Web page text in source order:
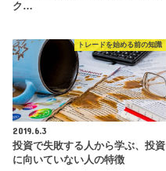
ク…
トレードを始める前の知識
2019.6.3
投資で失敗する人から学ぶ、投資
に向いていない人の特徴